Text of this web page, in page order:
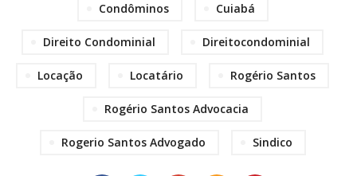
Condôminos Cuiabá
Direito Condominial Direitocondominial
Locação Locatário Rogério Santos
Rogério Santos Advocacia
Rogerio Santos Advogado Sindico